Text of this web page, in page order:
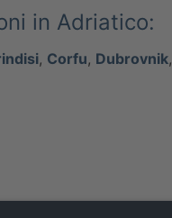
in Adriatico:
, Corfu, Dubrovnik,